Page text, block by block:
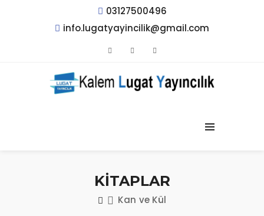
03127500496
info.lugatyayincilik@gmail.com
KİTAPLAR
Kan ve Kül